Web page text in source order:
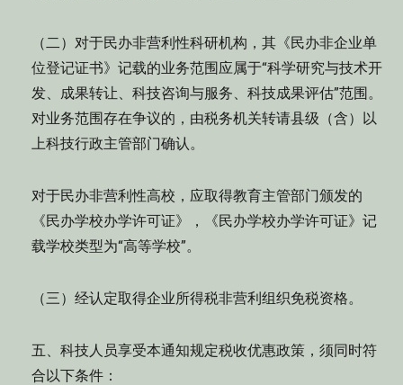
（二）对于民办非营利性科研机构，其《民办非企业单
位登记证书》记载的业务范围应属于“科学研究与技术开
发、成果转让、科技咨询与服务、科技成果评估”范围。
对业务范围存在争议的，由税务机关转请县级（含）以
上科技行政主管部门确认。
对于民办非营利性高校，应取得教育主管部门颁发的
《民办学校办学许可证》，《民办学校办学许可证》记
载学校类型为“高等学校”。
（三）经认定取得企业所得税非营利组织免税资格。
五、科技人员享受本通知规定税收优惠政策，须同时符
合以下条件：